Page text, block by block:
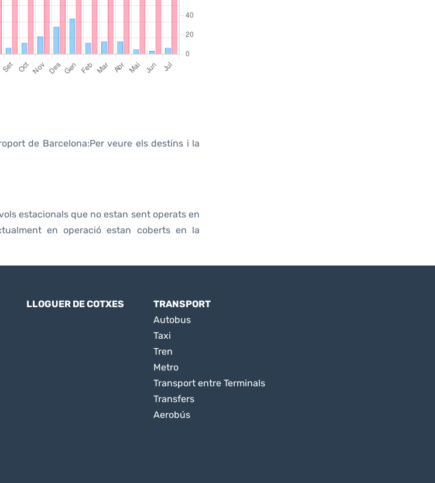
de Barcelona:Per veure els destins i la
estacionals que no estan sent operats en
en operació estan coberts en la
LLOGUER DE COTXES
TRANSPORT
Autobus
Taxi
Tren
Metro
Transport entre Terminals
Transfers
Aerobús